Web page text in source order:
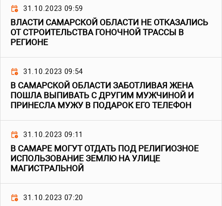
31.10.2023 09:59
ВЛАСТИ САМАРСКОЙ ОБЛАСТИ НЕ ОТКАЗАЛИСЬ
ОТ СТРОИТЕЛЬСТВА ГОНОЧНОЙ ТРАССЫ В
РЕГИОНЕ
31.10.2023 09:54
В САМАРСКОЙ ОБЛАСТИ ЗАБОТЛИВАЯ ЖЕНА
ПОШЛА ВЫПИВАТЬ С ДРУГИМ МУЖЧИНОЙ И
ПРИНЕСЛА МУЖУ В ПОДАРОК ЕГО ТЕЛЕФОН
31.10.2023 09:11
В САМАРЕ МОГУТ ОТДАТЬ ПОД РЕЛИГИОЗНОЕ
ИСПОЛЬЗОВАНИЕ ЗЕМЛЮ НА УЛИЦЕ
МАГИСТРАЛЬНОЙ
31.10.2023 07:20